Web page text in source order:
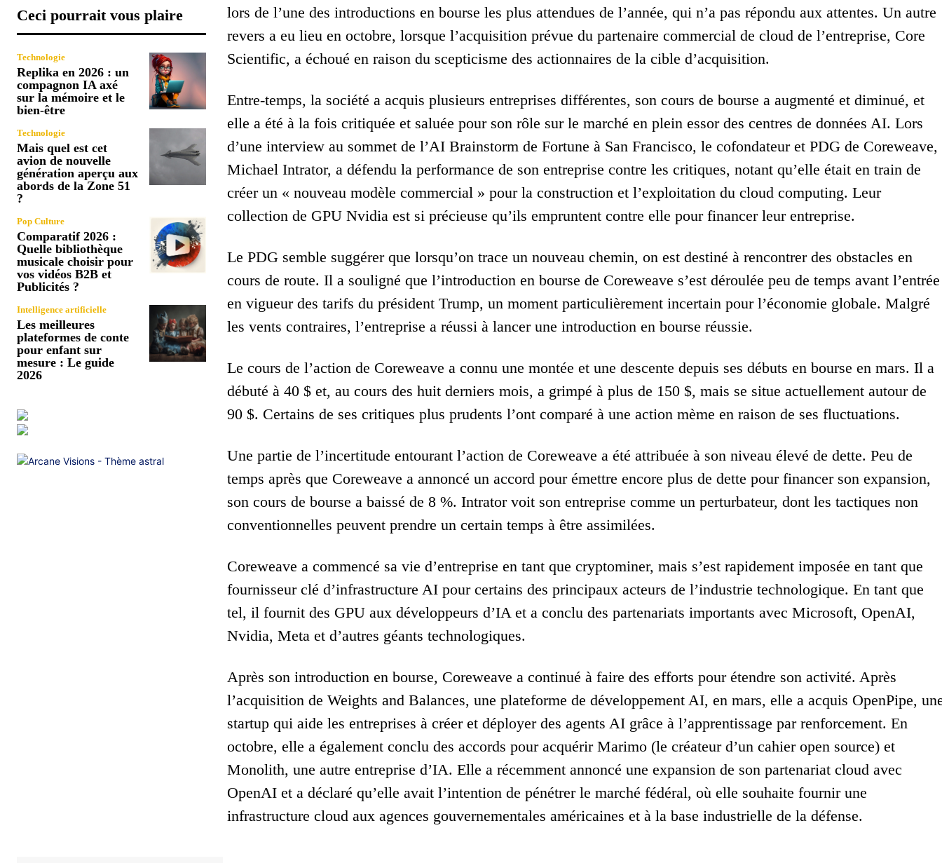
Ceci pourrait vous plaire
Technologie
Replika en 2026 : un
compagnon IA axé
sur la mémoire et le
bien-être
Technologie
Mais quel est cet
avion de nouvelle
génération aperçu aux
abords de la Zone 51
?
Pop Culture
Comparatif 2026 :
Quelle bibliothèque
musicale choisir pour
vos vidéos B2B et
Publicités ?
Intelligence artificielle
Les meilleures
plateformes de conte
pour enfant sur
mesure : Le guide
2026
lors de l’une des introductions en bourse les plus attendues de l’année, qui n’a pas répondu aux attentes. Un autre
revers a eu lieu en octobre, lorsque l’acquisition prévue du partenaire commercial de cloud de l’entreprise, Core
Scientific, a échoué en raison du scepticisme des actionnaires de la cible d’acquisition.
Entre-temps, la société a acquis plusieurs entreprises différentes, son cours de bourse a augmenté et diminué, et
elle a été à la fois critiquée et saluée pour son rôle sur le marché en plein essor des centres de données AI. Lors
d’une interview au sommet de l’AI Brainstorm de Fortune à San Francisco, le cofondateur et PDG de Coreweave,
Michael Intrator, a défendu la performance de son entreprise contre les critiques, notant qu’elle était en train de
créer un « nouveau modèle commercial » pour la construction et l’exploitation du cloud computing. Leur
collection de GPU Nvidia est si précieuse qu’ils empruntent contre elle pour financer leur entreprise.
Le PDG semble suggérer que lorsqu’on trace un nouveau chemin, on est destiné à rencontrer des obstacles en
cours de route. Il a souligné que l’introduction en bourse de Coreweave s’est déroulée peu de temps avant l’entrée
en vigueur des tarifs du président Trump, un moment particulièrement incertain pour l’économie globale. Malgré
les vents contraires, l’entreprise a réussi à lancer une introduction en bourse réussie.
Le cours de l’action de Coreweave a connu une montée et une descente depuis ses débuts en bourse en mars. Il a
débuté à 40 $ et, au cours des huit derniers mois, a grimpé à plus de 150 $, mais se situe actuellement autour de
90 $. Certains de ses critiques plus prudents l’ont comparé à une action mème en raison de ses fluctuations.
Une partie de l’incertitude entourant l’action de Coreweave a été attribuée à son niveau élevé de dette. Peu de
temps après que Coreweave a annoncé un accord pour émettre encore plus de dette pour financer son expansion,
son cours de bourse a baissé de 8 %. Intrator voit son entreprise comme un perturbateur, dont les tactiques non
conventionnelles peuvent prendre un certain temps à être assimilées.
Coreweave a commencé sa vie d’entreprise en tant que cryptominer, mais s’est rapidement imposée en tant que
fournisseur clé d’infrastructure AI pour certains des principaux acteurs de l’industrie technologique. En tant que
tel, il fournit des GPU aux développeurs d’IA et a conclu des partenariats importants avec Microsoft, OpenAI,
Nvidia, Meta et d’autres géants technologiques.
Après son introduction en bourse, Coreweave a continué à faire des efforts pour étendre son activité. Après
l’acquisition de Weights and Balances, une plateforme de développement AI, en mars, elle a acquis OpenPipe,
startup qui aide les entreprises à créer et déployer des agents AI grâce à l’apprentissage par renforcement. En
octobre, elle a également conclu des accords pour acquérir Marimo (le créateur d’un cahier open source) et
Monolith, une autre entreprise d’IA. Elle a récemment annoncé une expansion de son partenariat cloud avec
OpenAI et a déclaré qu’elle avait l’intention de pénétrer le marché fédéral, où elle souhaite fournir une
infrastructure cloud aux agences gouvernementales américaines et à la base industrielle de la défense.